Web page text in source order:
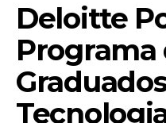
Deloitte
Programa